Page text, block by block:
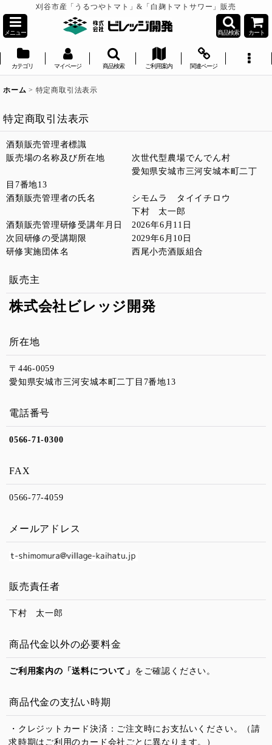
刈谷市産「うるつやトマト」&「白麹トマトサワー」販売
メニュー 商品検索 カート
カテゴリ マイページ 商品検索 ご利用案内 関連ページ
ホーム > 特定商取引法表示
特定商取引法表示
酒類販売管理者標識
販売場の名称及び所在地 次世代型農場でんでん村
愛知県安城市三河安城本町二丁
目7番地13
酒類販売管理者の氏名 シモムラ タイイチロウ
下村 太一郎
酒類販売管理研修受講年月日 2026年6月11日
次回研修の受講期限 2029年6月10日
研修実施団体名 西尾小売酒販組合
販売主
株式会社ビレッジ開発
所在地
〒446-0059
愛知県安城市三河安城本町二丁目7番地13
電話番号
0566-71-0300
FAX
0566-77-4059
メールアドレス
販売責任者
下村 太一郎
商品代金以外の必要料金
ご利用案内の「送料について」 をご確認ください。
商品代金の支払い時期
・クレジットカード決済：ご注文時にお支払いください。（請
求時期はご利用のカード会社ごとに異なります。）